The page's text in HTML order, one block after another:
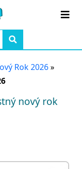
Rok 2026»
nový rok